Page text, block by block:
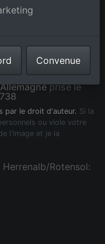
Herrenalb dans le
prise le
par le droit d'auteur. Si la
ou viole votre
l'image et je la
Rotensol:
Convenue